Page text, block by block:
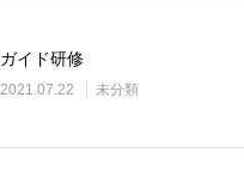
ガイド研修
2021.07.22 未分類